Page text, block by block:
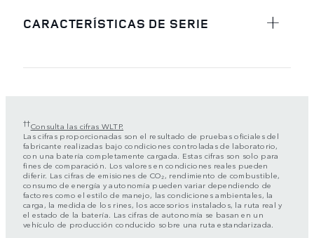
CARACTERÍSTICAS DE SERIE
††Consulta las cifras WLTP.
Las cifras proporcionadas son el resultado de pruebas oficiales del
fabricante realizadas bajo condiciones controladas de laboratorio,
con una batería completamente cargada. Estas cifras son solo para
fines de comparación. Los valores en condiciones reales pueden
diferir. Las cifras de emisiones de CO₂, rendimiento de combustible,
consumo de energía y autonomía pueden variar dependiendo de
factores como el estilo de manejo, las condiciones ambientales, la
carga, la medida de los rines, los accesorios instalados, la ruta real y
el estado de la batería. Las cifras de autonomía se basan en un
vehículo de producción conducido sobre una ruta estandarizada.